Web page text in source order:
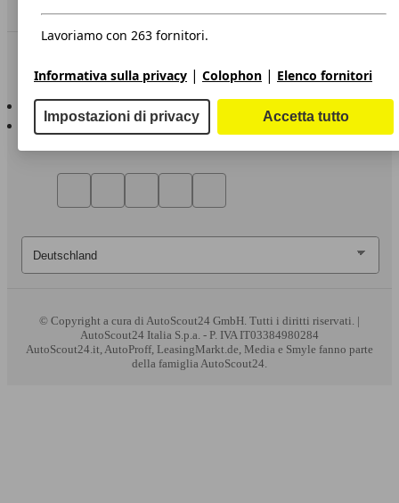
AutoScout24 per iOS
AutoScout24 per Android
© Copyright a cura di AutoScout24 GmbH. Tutti i diritti riservati. |
AutoScout24 Italia S.p.a. - P. IVA IT03384980284
AutoScout24.it, AutoProff, LeasingMarkt.de, Media e Smyle fanno parte
della famiglia AutoScout24.
Lavoriamo con 263 fornitori.
Informativa sulla privacy | Colophon | Elenco fornitori
Impostazioni di privacy Accetta tutto